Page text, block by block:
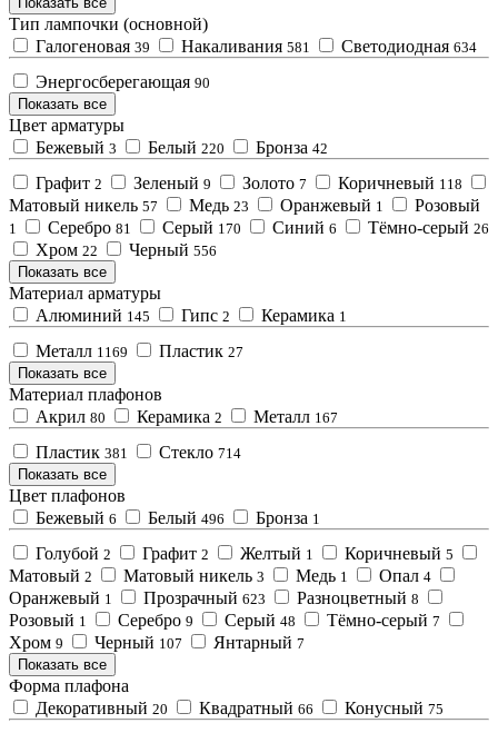
Тип лампочки (основной)
Галогеновая 39 Накаливания 581 Светодиодная 634
Энергосберегающая 90
Показать все
Цвет арматуры
Бежевый 3 Белый 220 Бронза 42
Графит 2 Зеленый 9 Золото 7 Коричневый 118
Матовый никель 57 Медь 23 Оранжевый 1 Розовый
1 Серебро 81 Серый 170 Синий 6 Тёмно-серый 26
Хром 22 Черный 556
Показать все
Материал арматуры
Алюминий 145 Гипс 2 Керамика 1
Металл 1169 Пластик 27
Показать все
Материал плафонов
Акрил 80 Керамика 2 Металл 167
Пластик 381 Стекло 714
Показать все
Цвет плафонов
Бежевый 6 Белый 496 Бронза 1
Голубой 2 Графит 2 Желтый 1 Коричневый 5
Матовый 2 Матовый никель 3 Медь 1 Опал 4
Оранжевый 1 Прозрачный 623 Разноцветный 8
Розовый 1 Серебро 9 Серый 48 Тёмно-серый 7
Хром 9 Черный 107 Янтарный 7
Показать все
Форма плафона
Декоративный 20 Квадратный 66 Конусный 75